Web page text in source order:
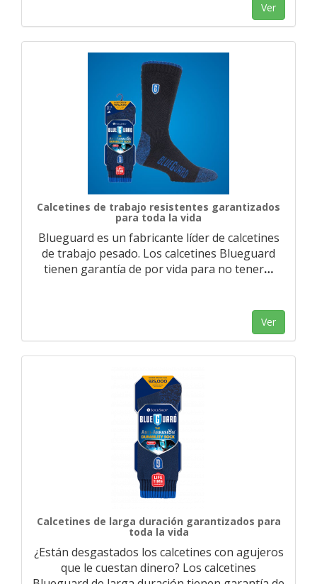
Ver
Calcetines de trabajo resistentes garantizados
para toda la vida
Blueguard es un fabricante líder de calcetines
de trabajo pesado. Los calcetines Blueguard
tienen garantía de por vida para no tener…
Ver
Calcetines de larga duración garantizados para
toda la vida
¿Están desgastados los calcetines con agujeros
que le cuestan dinero? Los calcetines